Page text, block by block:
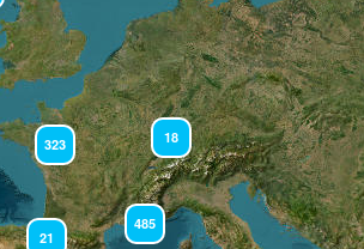
21
18
485
323